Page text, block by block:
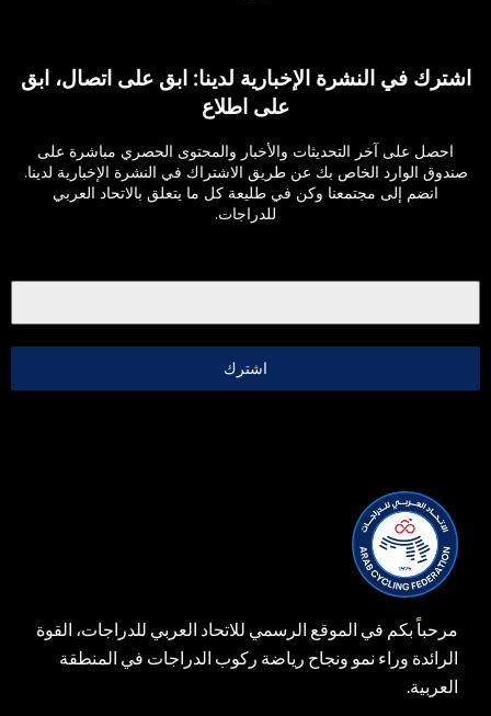
اشترك في النشرة الإخبارية لدينا: ابق على اتصال، ابق
على اطلاع
احصل على آخر التحديثات والأخبار والمحتوى الحصري مباشرة على
صندوق الوارد الخاص بك عن طريق الاشتراك في النشرة الإخبارية لدينا.
انضم إلى مجتمعنا وكن في طليعة كل ما يتعلق بالاتحاد العربي
للدراجات.
اشترك
مرحباً بكم في الموقع الرسمي للاتحاد العربي للدراجات، القوة
الرائدة وراء نمو ونجاح رياضة ركوب الدراجات في المنطقة
العربية.